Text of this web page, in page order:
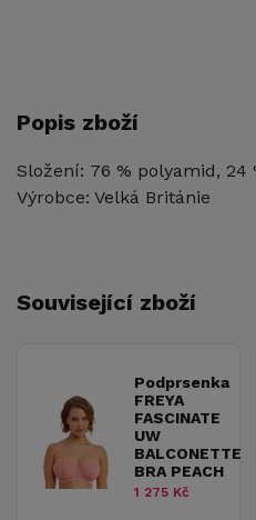
Popis zboží
Složení: 76 % polyamid, 24
Výrobce: Velká Británie
Související zboží
Podprsenka
FREYA
FASCINATE
UW
BALCONETTE
BRA PEACH
1 275 Kč